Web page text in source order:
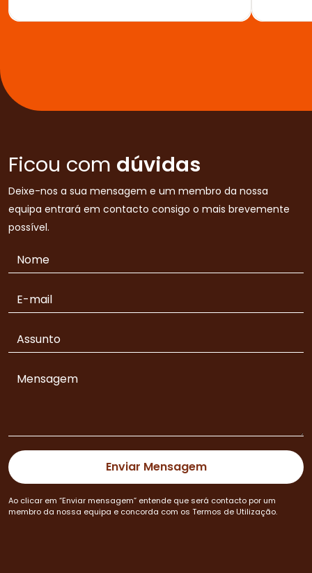
Ficou com dúvidas
Deixe-nos a sua mensagem e um membro da nossa
equipa entrará em contacto consigo o mais brevemente
possível.
Ao clicar em “Enviar mensagem” entende que será contacto por um
membro da nossa equipa e concorda com os Termos de Utilização.